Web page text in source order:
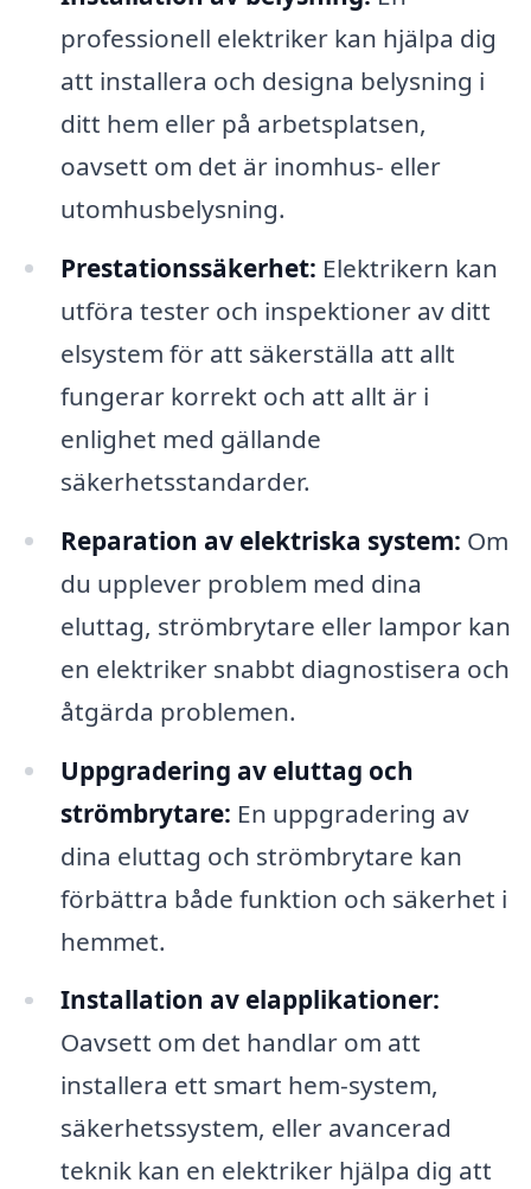
professionell elektriker kan hjälpa dig
att installera och designa belysning i
ditt hem eller på arbetsplatsen,
oavsett om det är inomhus- eller
utomhusbelysning.
Prestationssäkerhet: Elektrikern kan
utföra tester och inspektioner av ditt
elsystem för att säkerställa att allt
fungerar korrekt och att allt är i
enlighet med gällande
säkerhetsstandarder.
Reparation av elektriska system: Om
du upplever problem med dina
eluttag, strömbrytare eller lampor kan
en elektriker snabbt diagnostisera och
åtgärda problemen.
Uppgradering av eluttag och
strömbrytare: En uppgradering av
dina eluttag och strömbrytare kan
förbättra både funktion och säkerhet i
hemmet.
Installation av elapplikationer:
Oavsett om det handlar om att
installera ett smart hem-system,
säkerhetssystem, eller avancerad
teknik kan en elektriker hjälpa dig att